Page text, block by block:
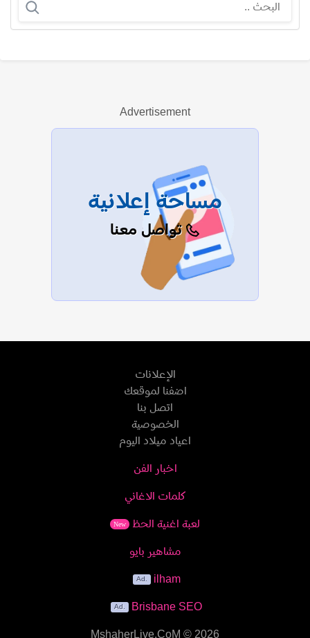
عرض الكل
Advertisement
مساحة إعلانية
تواصل معنا
الإعلانات
اضفنا لموقعك
اتصل بنا
الخصوصية
اعياد ميلاد اليوم
اخبار الفن
كلمات الاغاني
لعبة اغنية الحظ New
مشاهير بايو
ilham
Brisbane SEO
MshaherLive.CoM © 2026